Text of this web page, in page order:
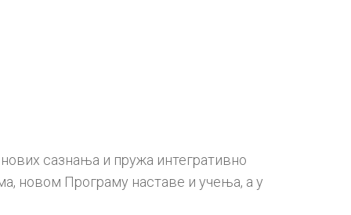
сазнања и пружа интегративно
новом Програму наставе и учења, а у